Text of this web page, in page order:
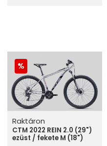
Raktáron
CTM 2022 REIN 2.0 (29")
ezüst / fekete M (18")